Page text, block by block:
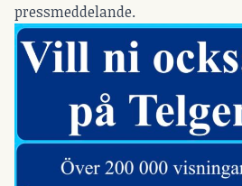
pressmeddelande.